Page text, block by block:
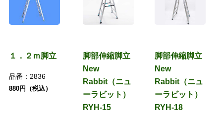
１．２ｍ脚立
品番： 2836
880円（税込）
脚部伸縮脚立
New
Rabbit（ニュ
ーラビット）
RYH-15
脚部伸縮脚立
New
Rabbit（ニュ
ーラビット）
RYH-18